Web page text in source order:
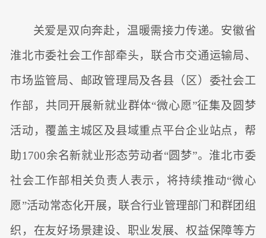
关爱是双向奔赴，温暖需接力传递。安徽省
淮北市委社会工作部牵头，联合市交通运输局、
市场监管局、邮政管理局及各县（区）委社会工
作部，共同开展新就业群体“微心愿”征集及圆梦
活动，覆盖主城区及县域重点平台企业站点，帮
助1700余名新就业形态劳动者“圆梦”。淮北市委
社会工作部相关负责人表示，将持续推动“微心
愿”活动常态化开展，联合行业管理部门和群团组
织，在友好场景建设、职业发展、权益保障等方